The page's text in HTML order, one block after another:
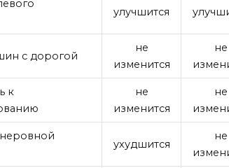
улучшится
с дорогой
не
изменится
не
к
не
изменится
не
ухудшится
не